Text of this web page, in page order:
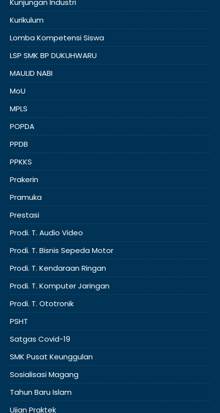
Kunjungan Industri
Kurikulum
Lomba Kompetensi Siswa
LSP SMK BP DUKUHWARU
MAULID NABI
MoU
MPLS
POPDA
PPDB
PPKKS
Prakerin
Pramuka
Prestasi
Prodi. T. Audio Video
Prodi. T. Bisnis Sepeda Motor
Prodi. T. Kendaraan Ringan
Prodi. T. Komputer Jaringan
Prodi. T. Ototronik
PSHT
Satgas Covid-19
SMK Pusat Keunggulan
Sosialisasi Magang
Tahun Baru Islam
Ujian Praktek